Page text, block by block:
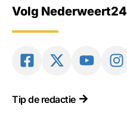
Volg Nederweert24
Tip de redactie